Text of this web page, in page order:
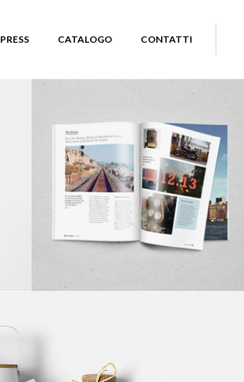
PRESS CATALOGO CONTATTI
GRAND CANYON
Logo Design
EXPLORATION